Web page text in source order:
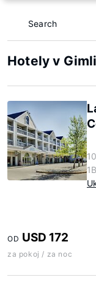
Search
Hotely v
OD USD 172
za pokoj / za noc